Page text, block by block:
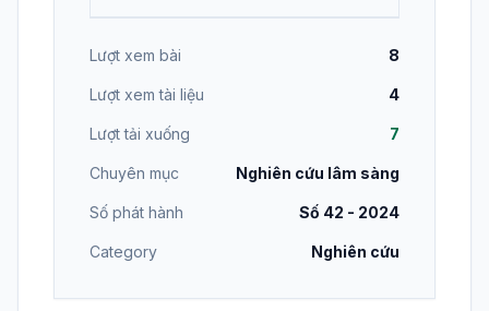
Lượt xem bài 8
Lượt xem tài liệu 4
Lượt tải xuống 7
Chuyên mục Nghiên cứu lâm sàng
Số phát hành Số 42 - 2024
Category Nghiên cứu